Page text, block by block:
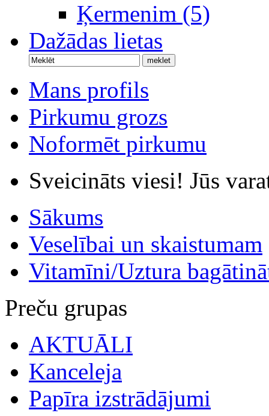
Ķermenim (5)
Dažādas lietas
Mans profils
Pirkumu grozs
Noformēt pirkumu
Sveicināts viesi! Jūs
Sākums
Veselībai un skaistumam
Vitamīni/Uztura
Preču grupas
AKTUĀLI
Kanceleja
Papīra izstrādājumi